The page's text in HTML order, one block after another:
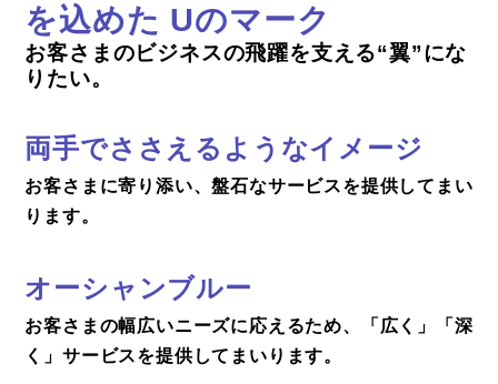
を込めた Uのマーク
お客さまのビジネスの飛躍を支える“翼”にな
りたい。
両手でささえるようなイメージ
お客さまに寄り添い、盤石なサービスを提供してまい
ります。
オーシャンブルー
お客さまの幅広いニーズに応えるため、「広く」「深
く」サービスを提供してまいります。